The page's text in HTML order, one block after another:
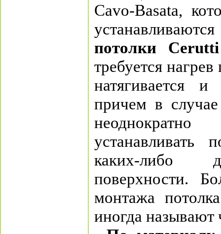
Cavo-Basata,
устанавливаются
потолки Сerutti
требуется
натягивается
причем в
устанавливать
каких-либо
поверхности.
монтажа
иногда